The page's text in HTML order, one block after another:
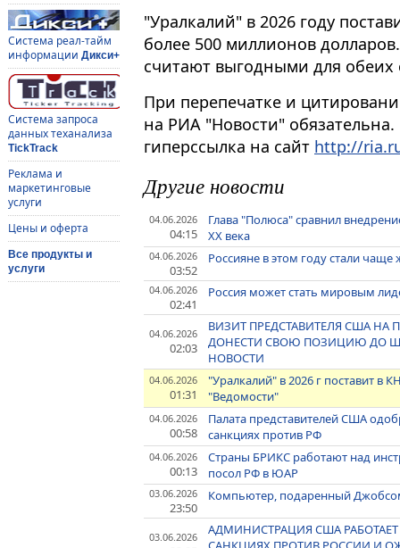
Система реал-тайм
информации Дикси+
Система запроса
данных теханализа
TickTrack
Реклама и
маркетинговые
услуги
Цены и оферта
Все продукты и
услуги
"Уралкалий" в 2026 году
более 500 миллионов
считают выгодными для
При перепечатке и
на РИА "Новости"
гиперссылка на сайт http://
Другие новости
04.06.2026
04:15
Глава "Полюса" сравнил
XX века
04.06.2026
03:52
Россияне в этом году стали
04.06.2026
02:41
Россия может стать мировым
04.06.2026
02:03
ВИЗИТ ПРЕДСТАВИТЕЛЯ США
ДОНЕСТИ СВОЮ ПОЗИЦИЮ ДО
НОВОСТИ
04.06.2026
01:31
"Уралкалий" в 2026 г поставит в
"Ведомости"
04.06.2026
00:58
Палата представителей США
санкциях против РФ
04.06.2026
00:13
Страны БРИКС работают над
посол РФ в ЮАР
03.06.2026
23:50
Компьютер, подаренный
03.06.2026
АДМИНИСТРАЦИЯ США